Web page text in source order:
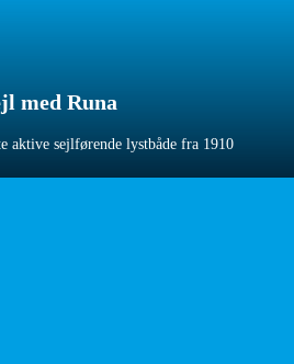
med Runa
aktive sejlførende lystbåde fra 1910